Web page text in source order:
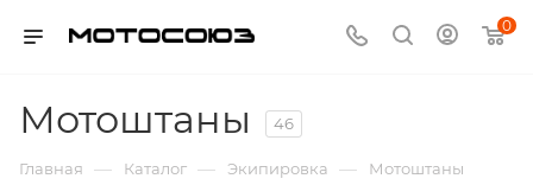
0
Мотоштаны 46
Главная — Каталог — Экипировка — Мотоштаны